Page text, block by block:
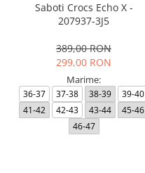
Saboti Crocs Echo X -
207937-3J5
389,00 RON
299,00 RON
Marime:
36-37 37-38 38-39
39-40
41-42
42-43 43-44
45-46
46-47